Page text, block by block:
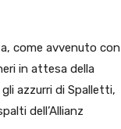
come avvenuto con
in attesa della
azzurri di Spalletti,
dell’Allianz